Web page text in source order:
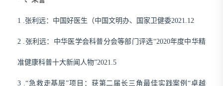
1 .张利远：中国好医生（中国文明办、国家卫健委2021.12
2 .张利远：中华医学会科普分会等部门评选“2020年度中华精
准健康科普十大新闻人物”2021.5
3 .“急救走基层”项目：获第二届长三角最佳实践案例“卓越